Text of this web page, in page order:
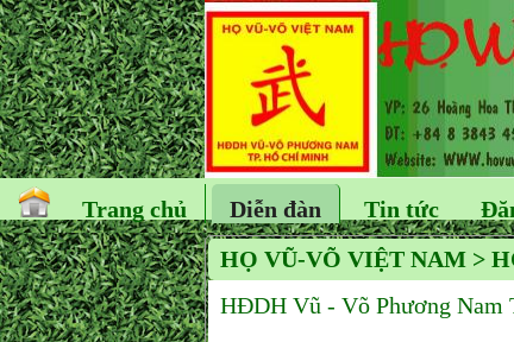
Trang chủ Diễn đàn Tin tức
HỌ VŨ-VÕ VIỆT NAM >
HĐDH Vũ - Võ Phương Nam